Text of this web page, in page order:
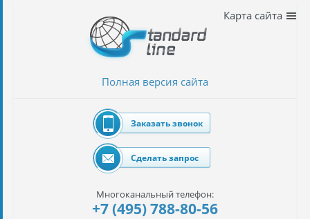
автомобилей
Полная версия сайта
Карта сайта
Заказать звонок
Сделать запрос
Многоканальный телефон:
+7 (495) 788-80-56